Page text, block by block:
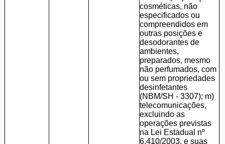
cosméticas, não
especificados ou
compreendidos em
outras posições e
desodorantes de
ambientes,
preparados, mesmo
não perfumados, com
ou sem propriedades
desinfetantes
(NBM/SH - 3307); m)
telecomunicações,
excluindo as
operações previstas
na Lei Estadual nº
6.410/2003, e suas